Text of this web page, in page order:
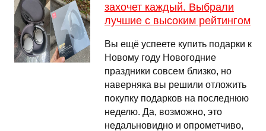
захочет каждый. Выбрали
лучшие с высоким рейтингом
Вы ещё успеете купить подарки к
Новому году Новогодние
праздники совсем близко, но
наверняка вы решили отложить
покупку подарков на последнюю
неделю. Да, возможно, это
недальновидно и опрометчиво,